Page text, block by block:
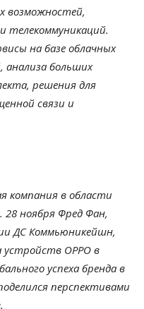
возможностей,
телекоммуникаций.
на базе облачных
больших
решения для
связи и
компания в области
ноября Фред Фан,
ДС Коммьюникейшн,
OPPO в
успеха бренда в
перспективами